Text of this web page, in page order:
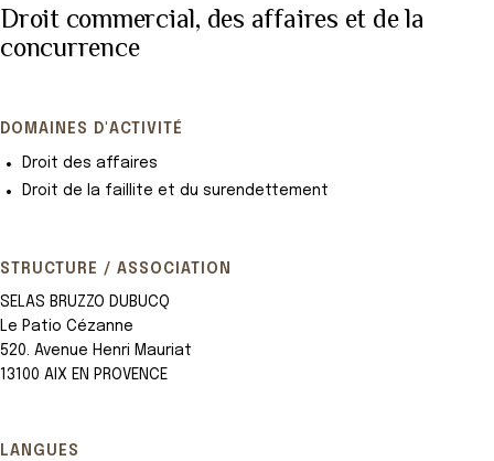
Droit commercial, des affaires et de la
concurrence
DOMAINES D'ACTIVITÉ
Droit des affaires
Droit de la faillite et du surendettement
STRUCTURE / ASSOCIATION
SELAS BRUZZO DUBUCQ
Le Patio Cézanne
520. Avenue Henri Mauriat
13100 AIX EN PROVENCE
LANGUES